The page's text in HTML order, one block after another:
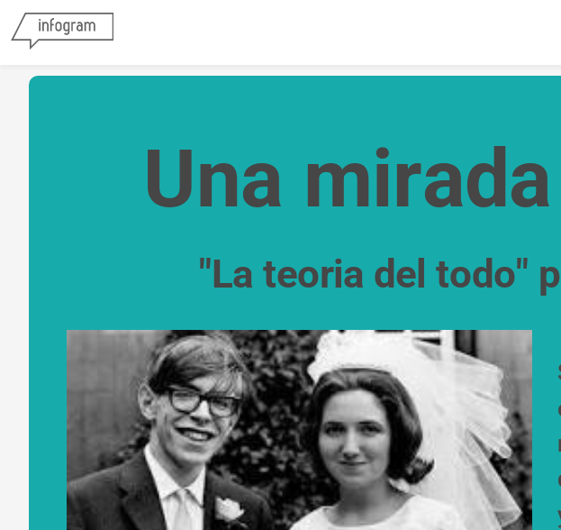
Una
"La teoria del todo"